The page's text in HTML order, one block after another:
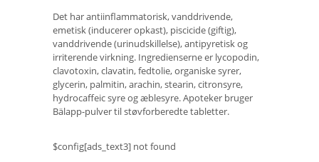
Det har antiinflammatorisk, vanddrivende,
emetisk (inducerer opkast), piscicide (giftig),
vanddrivende (urinudskillelse), antipyretisk og
irriterende virkning. Ingredienserne er lycopodin,
clavotoxin, clavatin, fedtolie, organiske syrer,
glycerin, palmitin, arachin, stearin, citronsyre,
hydrocaffeic syre og æblesyre. Apoteker bruger
Bälapp-pulver til støvforberedte tabletter.
$config[ads_text3] not found